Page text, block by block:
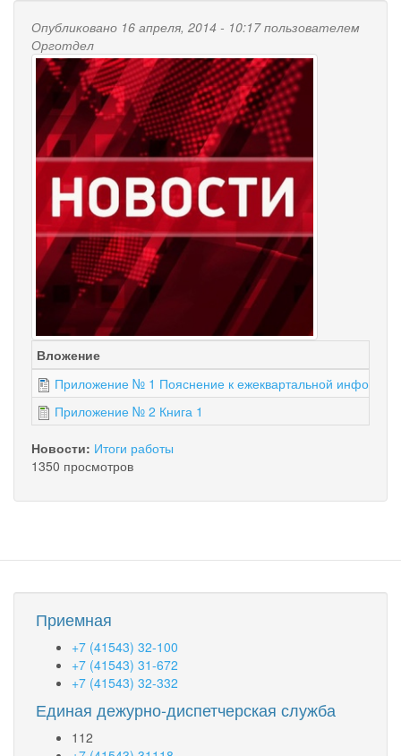
Опубликовано 16 апреля, 2014 - 10:17 пользователем
Орготдел
Вложение
Приложение № 1 Пояснение к ежеквартальной
Приложение № 2 Книга 1
Новости: Итоги работы
1350 просмотров
Приемная
+7 (41543) 32-100
+7 (41543) 31-672
+7 (41543) 32-332
Единая дежурно-диспетчерская служба
112